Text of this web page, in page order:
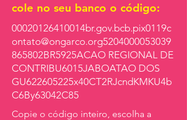
cole no seu banco o código:
00020126410014br.gov.bcb.pix0119c
ontato@ongarco.org5204000053039
865802BR5925ACAO REGIONAL DE
CONTRIBU6015JABOATAO DOS
GU622605225x40CT2RJcndKMKU4b
C6By63042C85
Copie o código inteiro, escolha a